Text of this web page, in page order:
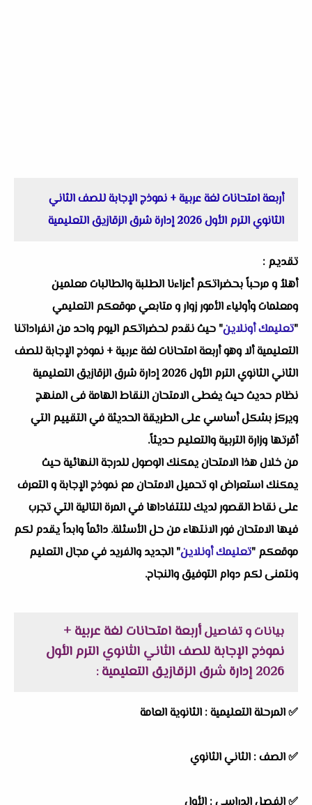
أربعة امتحانات لغة عربية + نموذج الإجابة للصف الثاني
الثانوي الترم الأول 2026 إدارة شرق الزقازيق التعليمية
تقديم :
أهلاُ و مرحباً بحضراتكم أعزاءنا الطلبة والطالبات معلمين
ومعلمات وأولياء الأمور زوار و متابعي موقعكم التعليمي
"تعليمك أونلاين" حيث نقدم لحضراتكم اليوم واحد من انفراداتنا
التعليمية ألا وهو أربعة امتحانات لغة عربية + نموذج الإجابة للصف
الثاني الثانوي الترم الأول 2026 إدارة شرق الزقازيق التعليمية
نظام حديث حيث يغطى الامتحان النقاط الهامة فى المنهج
ويركز بشكل أساسي على الطريقة الحديثة في التقييم التي
أقرتها وزارة التربية والتعليم حديثاً.
من خلال هذا الامتحان يمكنك الوصول للدرجة النهائية حيث
يمكنك استعراض او تحميل الامتحان مع نموذج الإجابة و التعرف
على نقاط القصور لديك للتتفاداها في المرة التالية التي تجرب
فيها الامتحان فور الانتهاء من حل الأسئلة. دائماً وابداً يقدم لكم
موقعكم "تعليمك أونلاين" الجديد والفريد في مجال التعليم
ونتمنى لكم دوام التوفيق والنجاح.
بيانات و تفاصيلأربعة امتحانات لغة عربية +
نموذج الإجابة للصف الثاني الثانوي الترم الأول
2026 إدارة شرق الزقازيق التعليمية
:
✅المرحلة التعليمية : الثانوية العامة
✅الصف : الثاني الثانوي